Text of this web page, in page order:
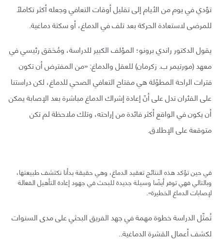
تؤدي في يوم من الأيام إلى تقليل أوقات التعافي وجعله أكثر تكاملًا
للمرضى لاستعادة الحركة بعد تلف في الدماغ، أو سكتة دماغية.
يقول الدكتور راندي برونو؛ المؤلف الكبير للدراسة، ومُحَقق رئيسي في
معهد (مورتيمر ب. زكرمان) للعقل والدماغ: «من المفترض أن تكون
فترات الراحة المطوّلة هي مفتاح التعافي الصحي للدماغ، لكن دراستنا
على الفئران تدل على أنّ إعادة إشراك الدماغ مباشرة بعد الإصابة يمكن
أن يكون في الواقع أكثر فائدة من إراحته، وتلك ملاحظة لم تكن
متوقعة على الإطلاق.
في حين تؤكد هذه النتائج تعقيد الدماغ، وهي حقيقة بدأنا نكتشف طبيعتها،
وبالتالي فهي توفر أيضًا وسيلة جديدة للبحث في جهود إعادة التأهيل الفعالة
لإصابات الدماغ الخطيرة».
تُمثّل الدراسة خطوة مهمة في جهد الفريق البحثي على مدى السنوات
لكشف أعمال القشرة الدماغية..